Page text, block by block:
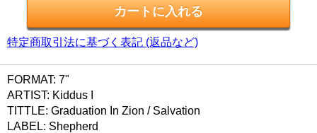
特定商取引法に基づく表記 (返品など)
FORMAT: 7"
ARTIST: Kiddus I
TITTLE: Graduation In Zion / Salvation
LABEL: Shepherd